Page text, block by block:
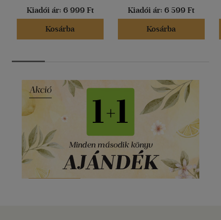
Kiadói ár: 6 999 Ft
Kosárba
Kiadói ár: 6 599 Ft
Kosárba